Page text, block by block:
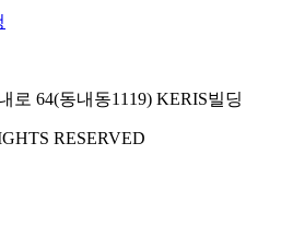
로 64(동내동1119) KERIS빌딩
RESERVED